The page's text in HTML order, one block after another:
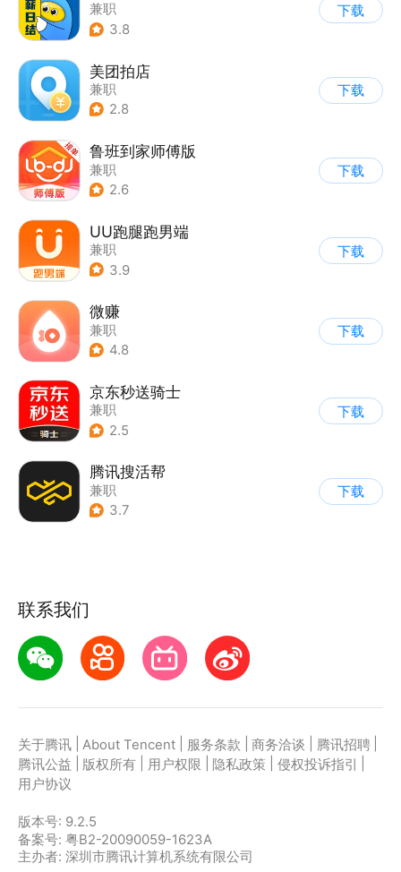
兼职
3.8
下载
美团拍店
兼职
2.8
下载
鲁班到家师傅版
兼职
2.6
下载
UU跑腿跑男端
兼职
3.9
下载
微赚
兼职
4.8
下载
京东秒送骑士
兼职
2.5
下载
腾讯搜活帮
兼职
3.7
下载
联系我们
关于腾讯 About Tencent 服务条款 商务洽谈 腾讯招聘
腾讯公益
版权所有 用户权限 隐私政策 侵权投诉指引
用户协议
版本号: 9.2.5
备案号: 粤B2-20090059-1623A
主办者: 深圳市腾讯计算机系统有限公司